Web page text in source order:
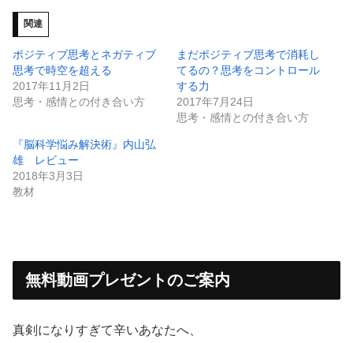
関連
ポジティブ思考とネガティブ
思考で時空を超える
2017年11月2日
思考・感情との付き合い方
まだポジティブ思考で消耗し
てるの？思考をコントロール
する力
2017年7月24日
思考・感情との付き合い方
『脳科学悩み解決術』内山弘
雄 レビュー
2018年3月3日
教材
無料動画プレゼントのご案内
真剣になりすぎて辛いあなたへ、